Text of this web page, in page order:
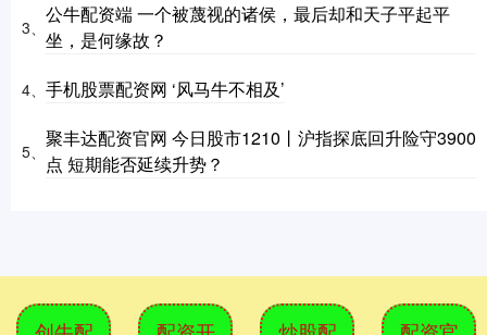
3、
公牛配资端 一个被蔑视的诸侯，最后却和天子平起平
坐，是何缘故？
4、 手机股票配资网 ‘风马牛不相及’
5、
聚丰达配资官网 今日股市1210丨沪指探底回升险守3900
点 短期能否延续升势？